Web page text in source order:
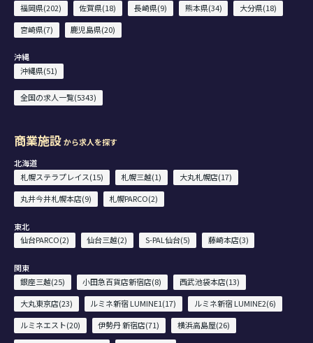
福岡県(202)
佐賀県(18) 長崎県(9) 熊本県(34)
大分県(18)
宮崎県(7)
鹿児島県(20)
沖縄
沖縄県(51)
全国の求人一覧(5343)
商業施設から求人を探す
北海道
札幌ステラプレイス(15)
札幌三越(1)
大丸札幌店(17)
丸井今井札幌本店(9)
札幌PARCO(2)
東北
仙台PARCO(2)
仙台三越(2) S-PAL仙台(5) 藤崎本店(3)
関東
銀座三越(25)
小田急百貨店新宿店(8)
西武池袋本店(13)
大丸東京店(23)
ルミネ新宿 LUMINE1(17)
ルミネ新宿 LUMINE2(6)
ルミネエスト(20)
伊勢丹 新宿店(71)
横浜高島屋(26)